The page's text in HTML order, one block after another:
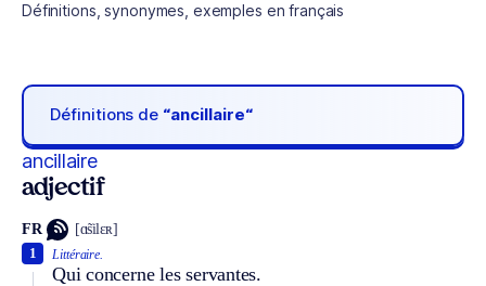
Définitions, synonymes, exemples en français
Définitions de “ancillaire“
ancillaire
adjectif
FR [ɑ̃silɛʀ]
Littéraire.
Qui concerne les servantes.
1